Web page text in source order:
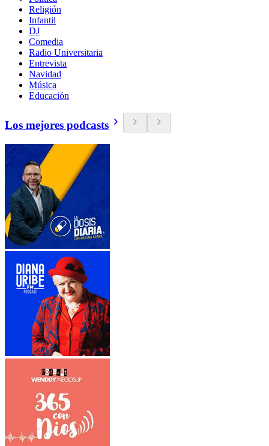
Religión
Infantil
DJ
Comedia
Radio Universitaria
Entrevista
Navidad
Música
Educación
Los mejores podcasts